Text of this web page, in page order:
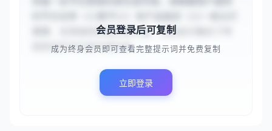
健康、无添加的高端坚果礼盒，包装设计融合了传
统剪纸艺术与现代简约风...
会员登录后可复制
成为终身会员即可查看完整提示词并免费复制
立即登录